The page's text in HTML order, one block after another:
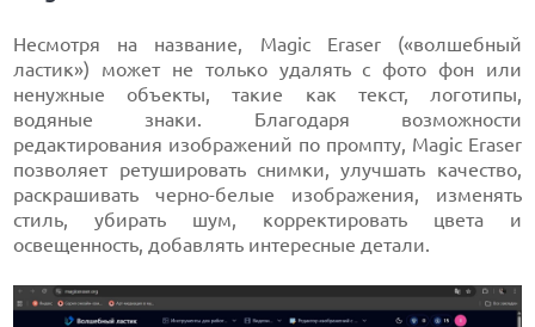
Несмотря на название, Magic Eraser («волшебный
ластик») может не только удалять с фото фон или
ненужные объекты, такие как текст, логотипы,
водяные знаки. Благодаря возможности
редактирования изображений по промпту, Magic Eraser
позволяет ретушировать снимки, улучшать качество,
раскрашивать черно-белые изображения, изменять
стиль, убирать шум, корректировать цвета и
освещенность, добавлять интересные детали.